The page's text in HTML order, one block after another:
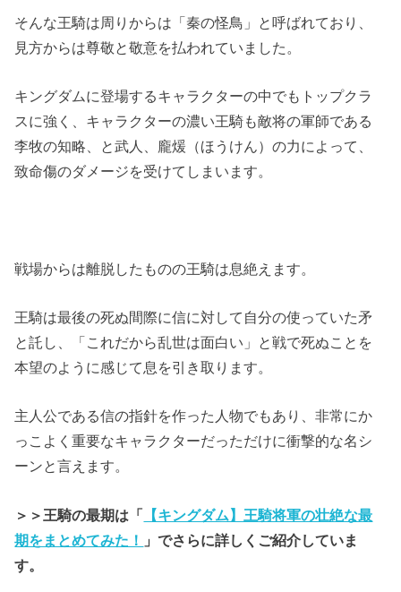
そんな王騎は周りからは「秦の怪鳥」と呼ばれており、
見方からは尊敬と敬意を払われていました。
キングダムに登場するキャラクターの中でもトップクラ
スに強く、キャラクターの濃い王騎も敵将の軍師である
李牧の知略、と武人、龐煖（ほうけん）の力によって、
致命傷のダメージを受けてしまいます。
戦場からは離脱したものの王騎は息絶えます。
王騎は最後の死ぬ間際に信に対して自分の使っていた矛
と託し、「これだから乱世は面白い」と戦で死ぬことを
本望のように感じて息を引き取ります。
主人公である信の指針を作った人物でもあり、非常にか
っこよく重要なキャラクターだっただけに衝撃的な名シ
ーンと言えます。
＞＞王騎の最期は「 【キングダム】王騎将軍の壮絶な最
期をまとめてみた！
」でさらに詳しくご紹介していま
す。